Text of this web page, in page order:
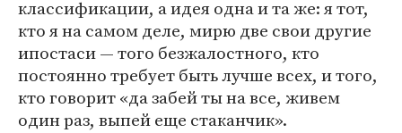
классификации, а идея одна и та же: я тот,
кто я на самом деле, мирю две свои другие
ипостаси — того безжалостного, кто
постоянно требует быть лучше всех, и того,
кто говорит «да забей ты на все, живем
один раз, выпей еще стаканчик».